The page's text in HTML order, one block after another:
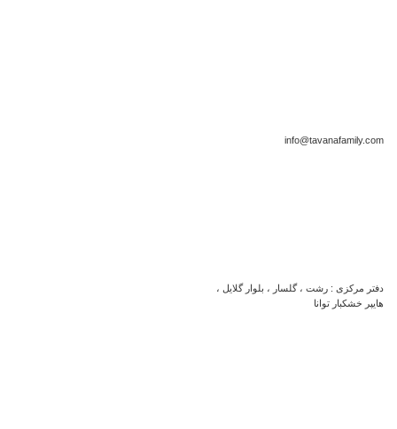
info@tavanafamily.com
دفتر مرکزی : رشت ، گلسار ، بلوار گلایل ،
هایپر خشکبار توانا